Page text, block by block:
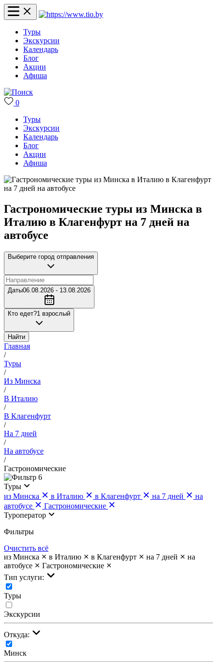
Туры
Экскурсии
Календарь
Блог
Акции
Афиша
0
Туры
Экскурсии
Календарь
Блог
Акции
Афиша
Гастрономические туры из Минска в
Италию в Клагенфурт на 7 дней на
автобусе
Выберите город отправления
Даты06.08.2026 - 13.08.2026
Кто едет?1 взрослый
Найти
Главная
/
Туры
/
Из Минска
/
В Италию
/
В Клагенфурт
/
На 7 дней
/
На автобусе
/
Гастрономические
6
Туры
из Минска
в Италию в Клагенфурт на 7 дней
на
автобусе
Гастрономические
Туроператор
Фильтры
Очистить всё
из Минска
в Италию в Клагенфурт на 7 дней
на
автобусе
Гастрономические
Тип услуги:
Туры
Экскурсии
Откуда:
Минск